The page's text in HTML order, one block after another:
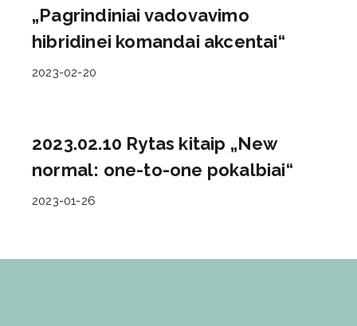
„Pagrindiniai vadovavimo
hibridinei komandai akcentai“
2023-02-20
2023.02.10 Rytas kitaip „New
normal: one-to-one pokalbiai“
2023-01-26